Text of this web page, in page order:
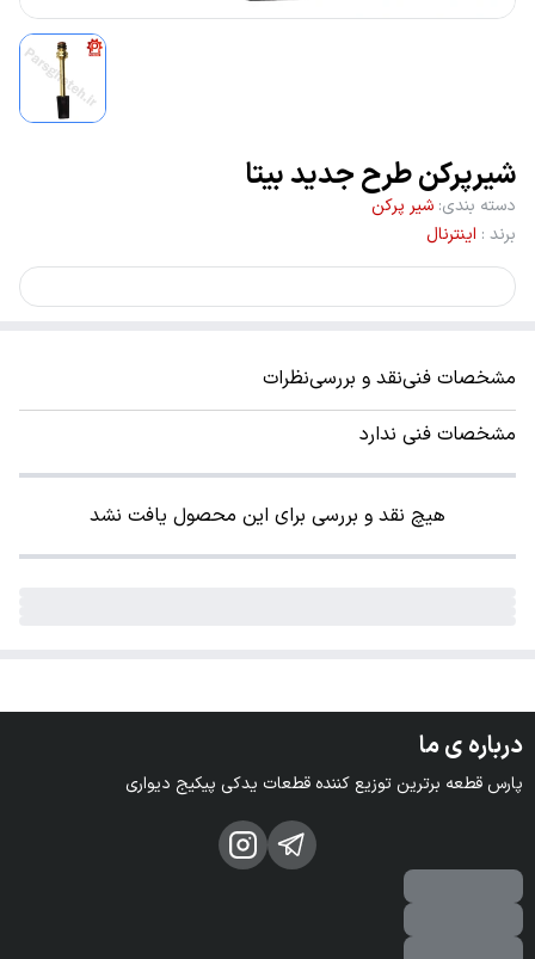
شیرپرکن طرح جدید بیتا
دسته بندی: شیر پرکن
برند : اینترنال
مشخصات فنینقد و بررسینظرات
مشخصات فنی ندارد
هیچ نقد و بررسی برای این محصول یافت نشد
درباره ی ما
پارس قطعه برترین توزیع کننده قطعات یدکی پیکیج دیواری